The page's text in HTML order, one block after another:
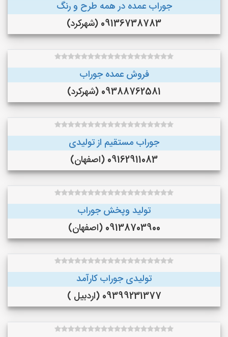
جوراب عمده در همه طرح و رنگ
09136738783 (شهرکرد)
فروش عمده جوراب
09388762581 (شهرکرد)
جوراب مستقیم از تولیدی
09162911083 (اصفهان)
تولید وپخش جوراب
09138703900 (اصفهان)
تولیدی جوراب کارآمد
09399231377 (اردبیل )